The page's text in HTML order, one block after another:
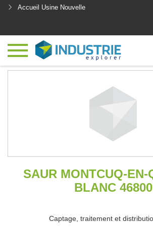
Accueil Usine Nouvelle
SAUR MONTCUQ-EN-
BLANC 46800
Captage, traitement et